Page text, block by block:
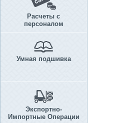
Расчеты с
персоналом
Умная подшивка
Экспортно-
Импортные Операции